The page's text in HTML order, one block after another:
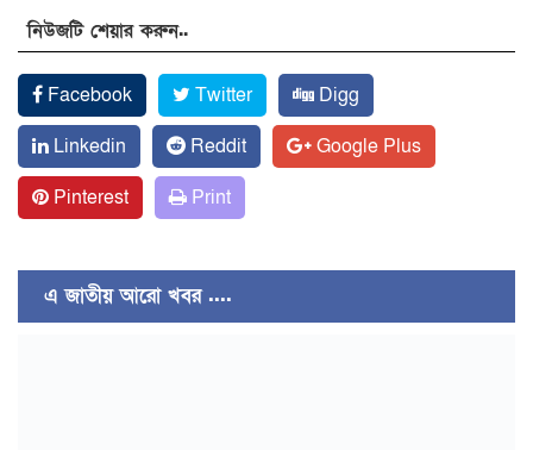
নিউজটি শেয়ার করুন..
Facebook Twitter
Digg
Linkedin
Reddit
Google Plus
Pinterest
Print
এ জাতীয় আরো খবর ....